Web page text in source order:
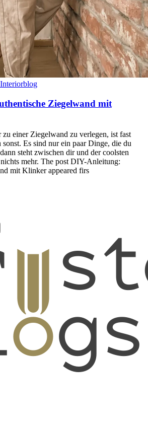
Ziegelwand mit
einer Ziegelwand zu verlegen, ist fast
sonst. Es sind nur ein paar Dinge, die du
steht zwischen dir und der coolsten
mehr. The post DIY-Anleitung:
mit Klinker appeared firs